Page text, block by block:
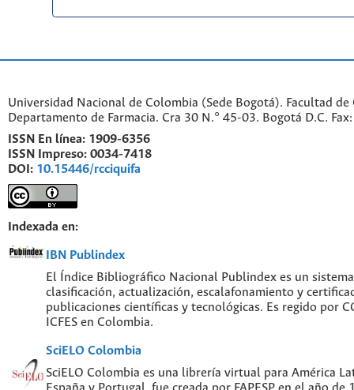
Universidad Nacional de Colombia (Sede Bogotá). Facultad de
Departamento de Farmacia. Cra 30 N.° 45-03. Bogotá D.C.
ISSN En línea: 1909-6356
ISSN Impreso: 0034-7418
DOI: 10.15446/rcciquifa
Indexada en:
IBN Publindex
El Índice Bibliográfico Nacional Publindex es un
clasificación, actualización, escalafonamiento y
publicaciones científicas y tecnológicas. Es regido por
ICFES en Colombia.
SciELO Colombia
SciELO Colombia es una librería virtual para América